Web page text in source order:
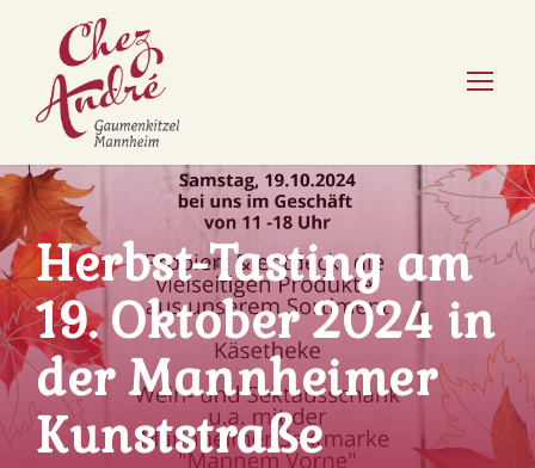
Herbst-Tasting am
19. Oktober 2024 in
der Mannheimer
Kunststraße